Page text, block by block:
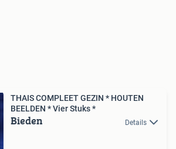
THAIS COMPLEET GEZIN * HOUTEN
BEELDEN * Vier Stuks *
Bieden Details